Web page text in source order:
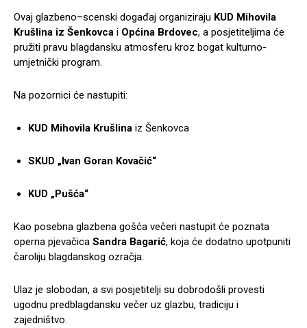
Ovaj glazbeno–scenski događaj organiziraju KUD Mihovila
Krušlina iz Šenkovca i Općina Brdovec, a posjetiteljima će
pružiti pravu blagdansku atmosferu kroz bogat kulturno-
umjetnički program.
Na pozornici će nastupiti:
KUD Mihovila Krušlina iz Šenkovca
SKUD „Ivan Goran Kovačić“
KUD „Pušća“
Kao posebna glazbena gošća večeri nastupit će poznata
operna pjevačica Sandra Bagarić, koja će dodatno upotpuniti
čaroliju blagdanskog ozračja.
Ulaz je slobodan, a svi posjetitelji su dobrodošli provesti
ugodnu predblagdansku večer uz glazbu, tradiciju i
zajedništvo.